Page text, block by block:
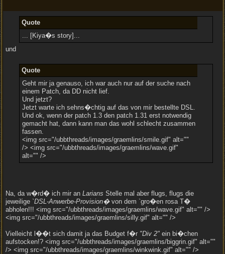
Quote
... [Kiya�s story]...
und
Quote
Geht mir ja genauso, ich war auch nur auf der suche nach
einem Patch, da DD nicht lief.
Und jetzt?
Jetzt warte ich sehns�chtig auf das von mir bestellte DSL.
Und ok, wenn der patch 1.3 den patch 1.31 erst notwendig
gemacht hat, dann kann man das wohl schlecht zusammen
fassen.
<img src="/ubbthreads/images/graemlins/smile.gif" alt=""
/> <img src="/ubbthreads/images/graemlins/wave.gif"
alt="" />
Na, da w�rd� ich mir an Larians Stelle mal aber flugs, flugs die
jeweilige `DSL-Anwerbe-Provision�von dem `gro�en rosa T�
abholen!!! <img src="/ubbthreads/images/graemlins/wave.gif" alt="" />
<img src="/ubbthreads/images/graemlins/silly.gif" alt="" />
Vielleicht l��t sich damit ja das Budget f�r "Div 2" ein bi�chen
aufstocken!? <img src="/ubbthreads/images/graemlins/biggrin.gif" alt=""
/> <img src="/ubbthreads/images/graemlins/winkwink.gif" alt="" />